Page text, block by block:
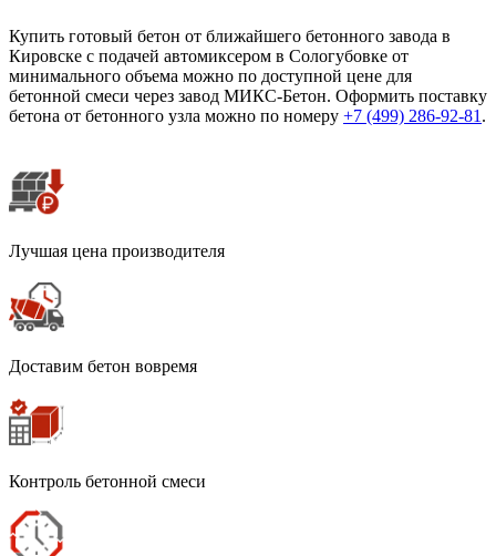
Купить готовый бетон от ближайшего бетонного завода в
Кировске с подачей автомиксером в Сологубовке от
минимального объема можно по доступной цене для
бетонной смеси через завод МИКС-Бетон. Оформить поставку
бетона от бетонного узла можно по номеру +7 (499) 286-92-81 .
Лучшая цена производителя
Доставим бетон вовремя
Контроль бетонной смеси